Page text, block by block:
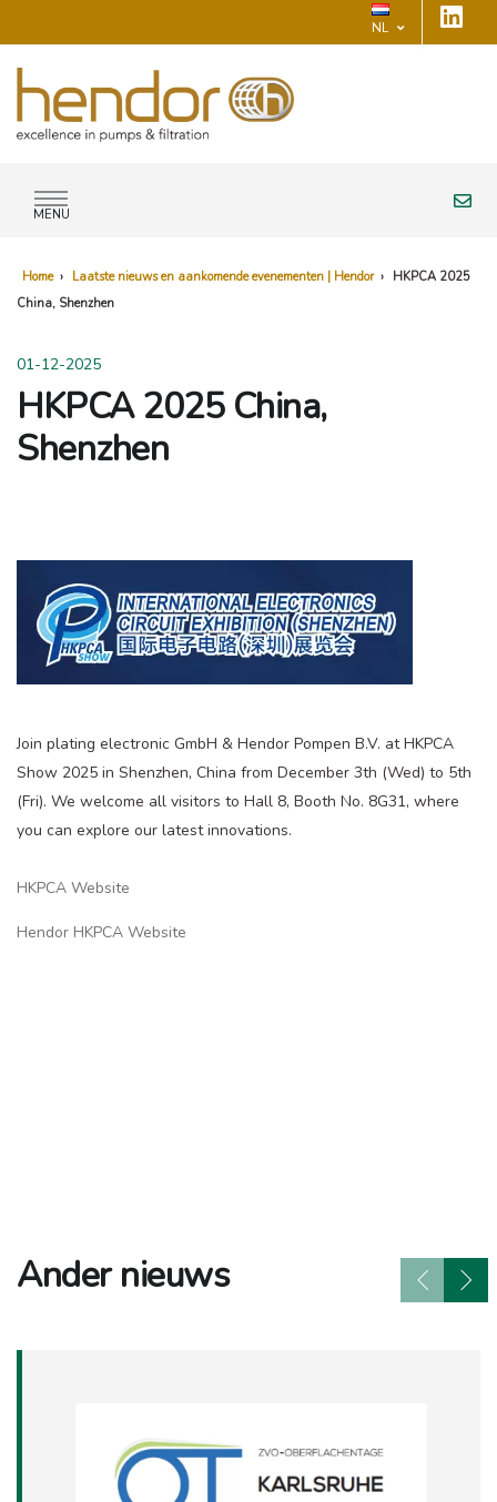
NL
MENU
Home › Laatste nieuws en aankomende evenementen | Hendor › HKPCA 2025
China, Shenzhen
01-12-2025
HKPCA 2025 China,
Shenzhen
Join plating electronic GmbH & Hendor Pompen B.V. at HKPCA
Show 2025 in Shenzhen, China from December 3th (Wed) to 5th
(Fri). We welcome all visitors to Hall 8, Booth No. 8G31, where
you can explore our latest innovations.
HKPCA Website
Hendor HKPCA Website
Ander nieuws